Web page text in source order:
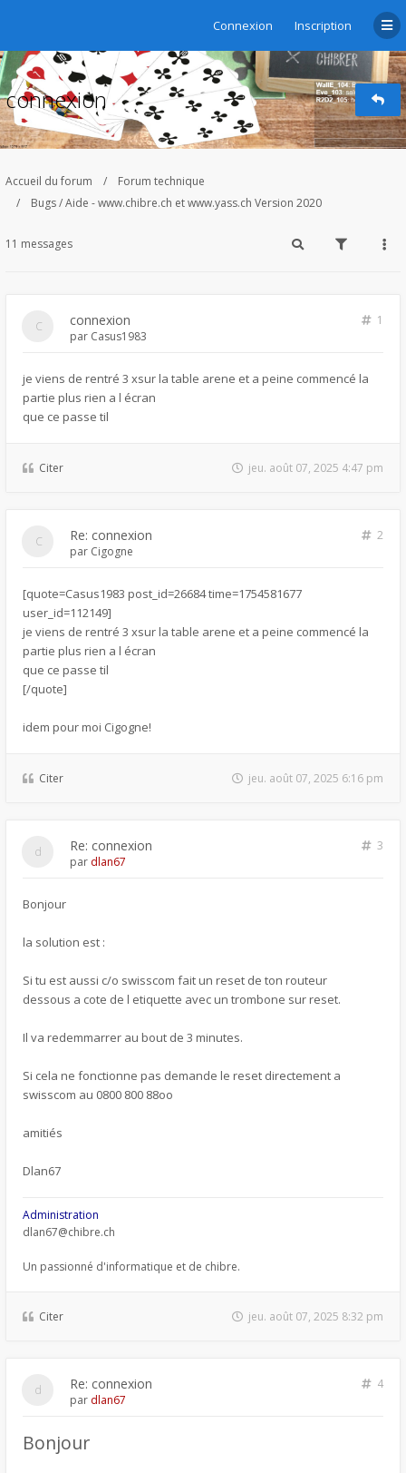
Connexion Inscription
connexion
Accueil du forum
Forum technique
Bugs / Aide - www.chibre.ch et www.yass.ch Version 2020
11 messages
connexion
1
par Casus1983
je viens de rentré 3 xsur la table arene et a peine commencé la
partie plus rien a l écran
que ce passe til
Citer jeu. août 07, 2025 4:47 pm
Re: connexion
2
par Cigogne
[quote=Casus1983 post_id=26684 time=1754581677
user_id=112149]
je viens de rentré 3 xsur la table arene et a peine commencé la
partie plus rien a l écran
que ce passe til
[/quote]
idem pour moi Cigogne!
Citer jeu. août 07, 2025 6:16 pm
Re: connexion
3
par dlan67
Bonjour
la solution est :
Si tu est aussi c/o swisscom fait un reset de ton routeur
dessous a cote de l etiquette avec un trombone sur reset.
Il va redemmarrer au bout de 3 minutes.
Si cela ne fonctionne pas demande le reset directement a
swisscom au 0800 800 88oo
amitiés
Dlan67
Administration
dlan67@chibre.ch
Un passionné d'informatique et de chibre.
Citer jeu. août 07, 2025 8:32 pm
Re: connexion
4
par dlan67
Bonjour